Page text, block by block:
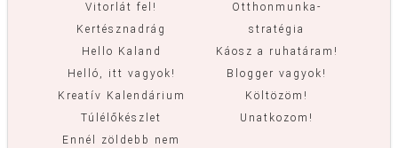
Vitorlát fel!
Kertésznadrág
Hello Kaland
Helló, itt vagyok!
Kreatív Kalendárium
Túlélőkészlet
Ennél zöldebb nem
Otthonmunka-
stratégia
Káosz a ruhatáram!
Blogger vagyok!
Költözöm!
Unatkozom!